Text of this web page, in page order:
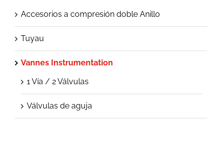
Accesorios a compresión doble Anillo
Tuyau
Vannes Instrumentation
1 Vía / 2 Válvulas
Válvulas de aguja